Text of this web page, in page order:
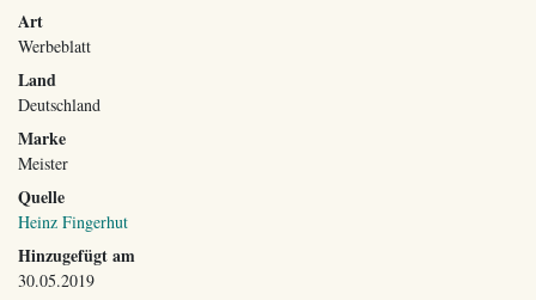
Art
Werbeblatt
Land
Deutschland
Marke
Meister
Quelle
Heinz Fingerhut
Hinzugefügt am
30.05.2019